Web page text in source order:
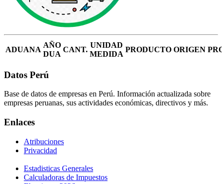
ADUANA
AÑO
DUA
CANT.
UNIDAD
MEDIDA
PRODUCTO ORIGEN
Datos Perú
Base de datos de empresas en Perú. Información actualizada sobre
empresas peruanas, sus actividades económicas, directivos y más.
Enlaces
Atribuciones
Privacidad
Estadisticas Generales
Calculadoras de Impuestos